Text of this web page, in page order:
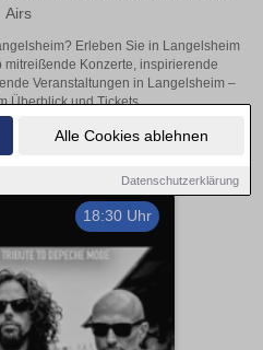
Alle Cookies ablehnen
Datenschutzerklärung
Airs
Erleben Sie in Langelsheim
Konzerte, inspirierende
Veranstaltungen in Langelsheim –
Überblick und Tickets.
18:30 Uhr